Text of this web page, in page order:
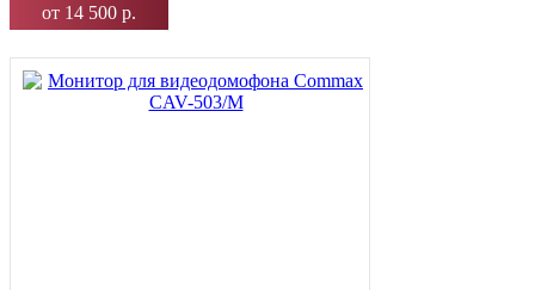
от 14 500 р.